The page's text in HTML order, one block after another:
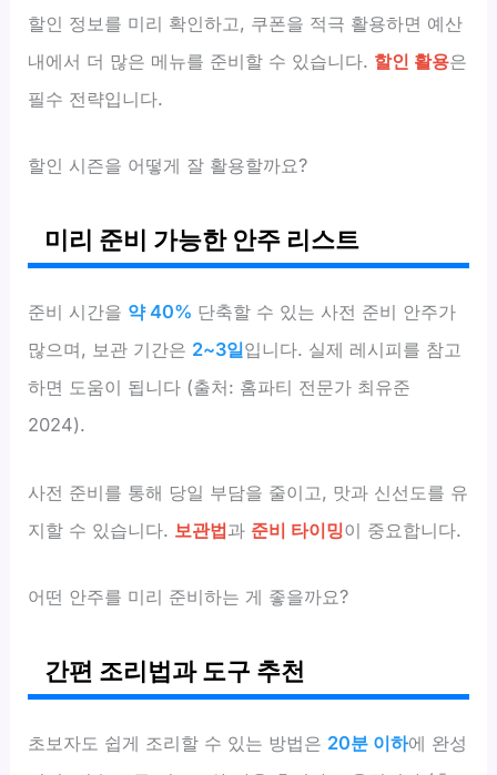
할인 정보를 미리 확인하고, 쿠폰을 적극 활용하면 예산
내에서 더 많은 메뉴를 준비할 수 있습니다. 할인 활용은
필수 전략입니다.
할인 시즌을 어떻게 잘 활용할까요?
미리 준비 가능한 안주 리스트
준비 시간을 약 40% 단축할 수 있는 사전 준비 안주가
많으며, 보관 기간은 2~3일입니다. 실제 레시피를 참고
하면 도움이 됩니다 (출처: 홈파티 전문가 최유준
2024).
사전 준비를 통해 당일 부담을 줄이고, 맛과 신선도를 유
지할 수 있습니다. 보관법과 준비 타이밍이 중요합니다.
어떤 안주를 미리 준비하는 게 좋을까요?
간편 조리법과 도구 추천
초보자도 쉽게 조리할 수 있는 방법은 20분 이하에 완성